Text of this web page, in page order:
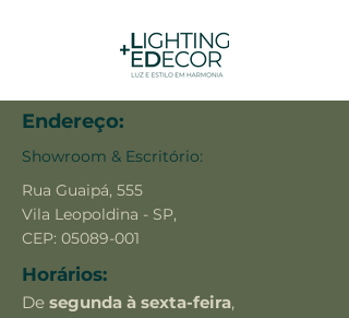
Endereço:
Showroom & Escritório:
Rua Guaipá, 555
Vila Leopoldina - SP,
CEP: 05089-001
Horários:
De segunda à sexta-feira,